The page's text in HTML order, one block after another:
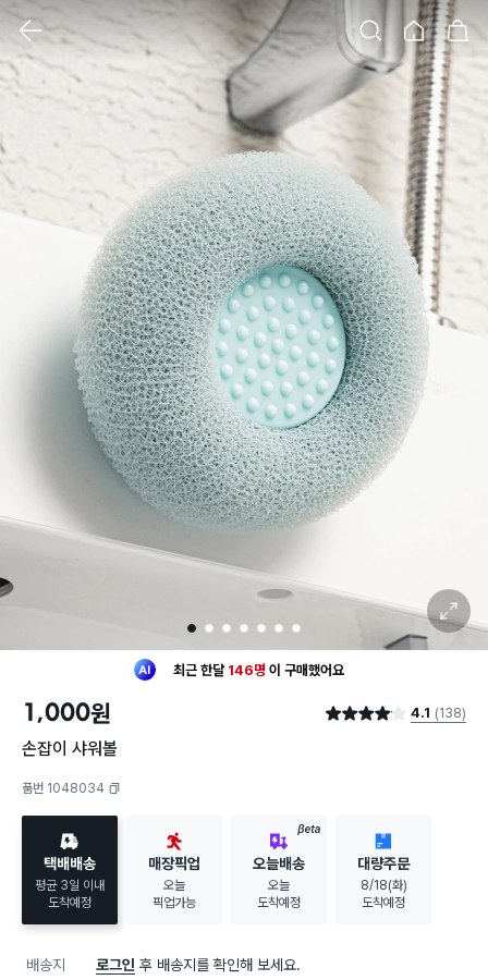
검색 홈 장바구니
클릭 시 이미지 확대 보기 팝업 열림
1 2 3 4 5 6 7
확대 보기
최근 한달 146명 이 구매했어요
구매했어요
1,000원 별점 4.1점 4.1 (138)
손잡이 샤워볼
품번 1048034
택배배송
평균 3일 이내
도착예정
매장픽업
오늘
픽업가능
BETA
오늘배송
오늘
도착예정
대량주문
8/18(화)
도착예정
배송지 로그인 후 배송지를 확인해 보세요.